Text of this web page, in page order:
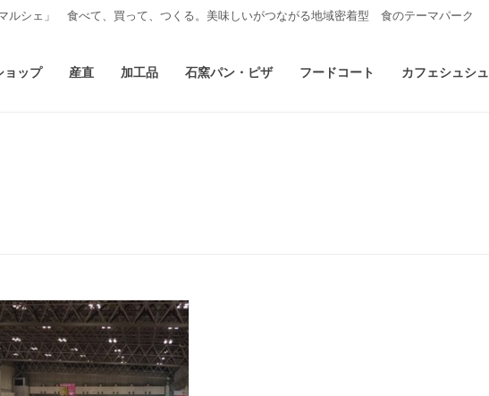
シェ」 食べて、買って、つくる。美味しいがつながる地域密着型 食のテーマパーク
ョップ 産直 加工品 石窯パン・ピザ フードコート カフェシュシュ